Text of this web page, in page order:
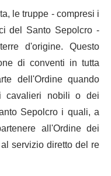
le truppe - compresi i
del Santo Sepolcro -
d'origine. Questo
di conventi in tutta
dell'Ordine quando
cavalieri nobili o dei
Sepolcro i quali, a
all'Ordine dei
servizio diretto del re